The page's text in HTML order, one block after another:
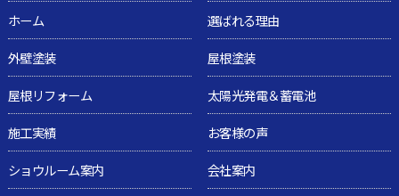
ホーム
選ばれる理由
外壁塗装
屋根塗装
屋根リフォーム
太陽光発電＆蓄電池
施工実績
お客様の声
ショウルーム案内
会社案内